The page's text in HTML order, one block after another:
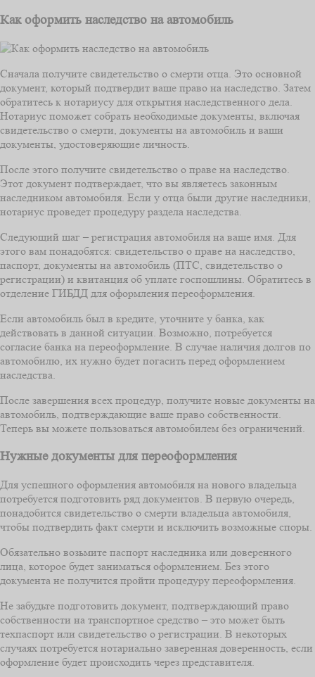
Как оформить наследство на автомобиль
Сначала получите свидетельство о смерти отца. Это основной
документ, который подтвердит ваше право на наследство. Затем
обратитесь к нотариусу для открытия наследственного дела.
Нотариус поможет собрать необходимые документы, включая
свидетельство о смерти, документы на автомобиль и ваши
документы, удостоверяющие личность.
После этого получите свидетельство о праве на наследство.
Этот документ подтверждает, что вы являетесь законным
наследником автомобиля. Если у отца были другие наследники,
нотариус проведет процедуру раздела наследства.
Следующий шаг – регистрация автомобиля на ваше имя. Для
этого вам понадобятся: свидетельство о праве на наследство,
паспорт, документы на автомобиль (ПТС, свидетельство о
регистрации) и квитанция об уплате госпошлины. Обратитесь в
отделение ГИБДД для оформления переоформления.
Если автомобиль был в кредите, уточните у банка, как
действовать в данной ситуации. Возможно, потребуется
согласие банка на переоформление. В случае наличия долгов по
автомобилю, их нужно будет погасить перед оформлением
наследства.
После завершения всех процедур, получите новые документы на
автомобиль, подтверждающие ваше право собственности.
Теперь вы можете пользоваться автомобилем без ограничений.
Нужные документы для переоформления
Для успешного оформления автомобиля на нового владельца
потребуется подготовить ряд документов. В первую очередь,
понадобится свидетельство о смерти владельца автомобиля,
чтобы подтвердить факт смерти и исключить возможные споры.
Обязательно возьмите паспорт наследника или доверенного
лица, которое будет заниматься оформлением. Без этого
документа не получится пройти процедуру переоформления.
Не забудьте подготовить документ, подтверждающий право
собственности на транспортное средство – это может быть
техпаспорт или свидетельство о регистрации. В некоторых
случаях потребуется нотариально заверенная доверенность, если
оформление будет происходить через представителя.